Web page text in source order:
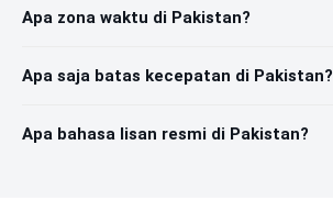
Apa zona waktu di Pakistan?
Apa saja batas kecepatan di Pakistan?
Apa bahasa lisan resmi di Pakistan?